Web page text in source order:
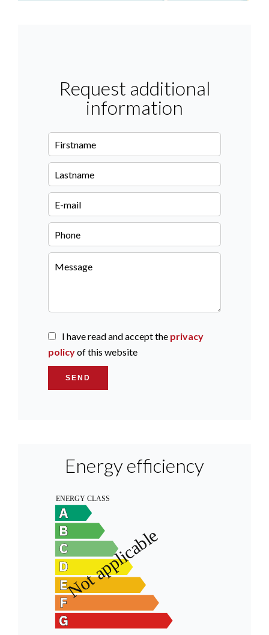
Request additional
information
I have read and accept the privacy
policyof this website
SEND
Energy efficiency